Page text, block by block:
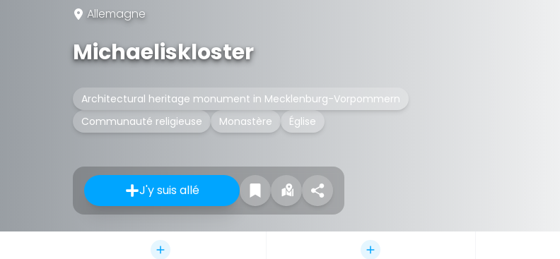
Allemagne
Michaeliskloster
Architectural heritage monument in Mecklenburg-Vorpommern
Communauté religieuse
Monastère Église
J'y suis allé